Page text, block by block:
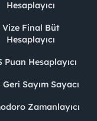
Hesaplayıcı
Vize Final Büt
Hesaplayıcı
Puan Hesaplayıcı
Geri Sayım Sayacı
Zamanlayıcı